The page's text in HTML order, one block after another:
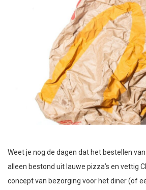
Weet je nog de dagen dat het bestellen
alleen bestond uit lauwe pizza’s en vettig
concept van bezorging voor het diner (of